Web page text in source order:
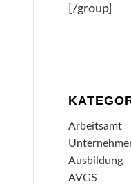
[/group]
Arbeitsamt
Ausbildung
AVGS